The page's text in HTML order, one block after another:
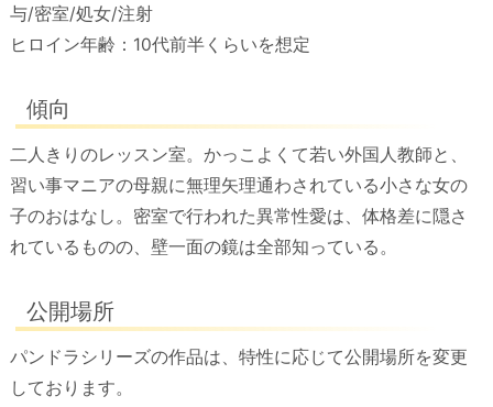
与/密室/処女/注射
ヒロイン年齢：10代前半くらいを想定
傾向
二人きりのレッスン室。かっこよくて若い外国人教師と、
習い事マニアの母親に無理矢理通わされている小さな女の
子のおはなし。密室で行われた異常性愛は、体格差に隠さ
れているものの、壁一面の鏡は全部知っている。
公開場所
パンドラシリーズの作品は、特性に応じて公開場所を変更
しております。